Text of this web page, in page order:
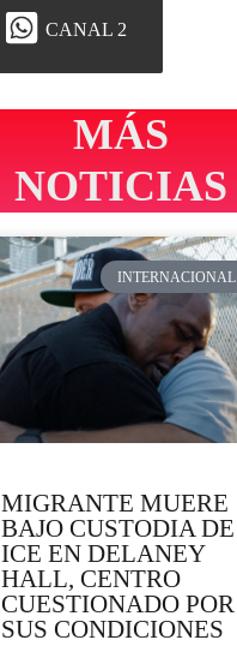
CANAL 2
MÁS
NOTICIAS
INTERNACIONAL
MIGRANTE MUERE
BAJO CUSTODIA DE
ICE EN DELANEY
HALL, CENTRO
CUESTIONADO POR
SUS CONDICIONES